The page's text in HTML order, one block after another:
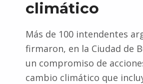
climático
Más de 100 intendentes
firmaron, en la Ciudad de
un compromiso de
cambio climático que